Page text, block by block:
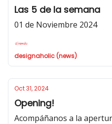
Las 5 de la semana
01 de Noviembre 2024
designaholic (news)
Oct 31, 2024
Opening!
Acompáñanos a la